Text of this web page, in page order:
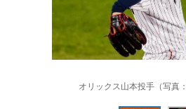
オリックス山本投手（写真